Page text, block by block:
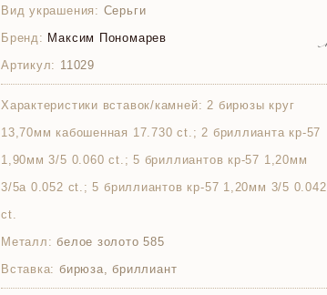
Вид украшения: Серьги
Бренд: Максим Пономарев
Артикул: 11029
Характеристики вставок/камней: 2 бирюзы круг
13,70мм кабошенная 17.730 ct.; 2 бриллианта кр-57
1,90мм 3/5 0.060 ct.; 5 бриллиантов кр-57 1,20мм
3/5а 0.052 ct.; 5 бриллиантов кр-57 1,20мм 3/5 0.042
ct.
Металл: белое золото 585
Вставка: бирюза, бриллиант